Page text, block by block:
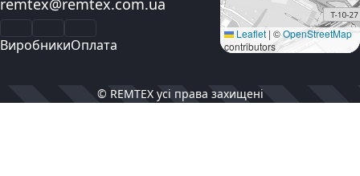
remtex@remtex.com.ua
ВиробникиОплата
Leaflet | ©OpenStreetMap
contributors
© REMTEX усі права захищені